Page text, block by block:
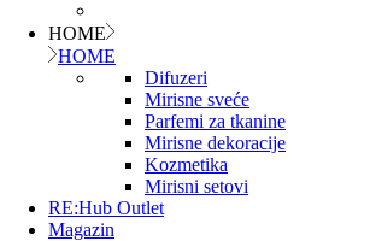
HOME
HOME
Difuzeri
Mirisne sveće
Parfemi za tkanine
Mirisne dekoracije
Kozmetika
Mirisni setovi
RE:Hub Outlet
Magazin